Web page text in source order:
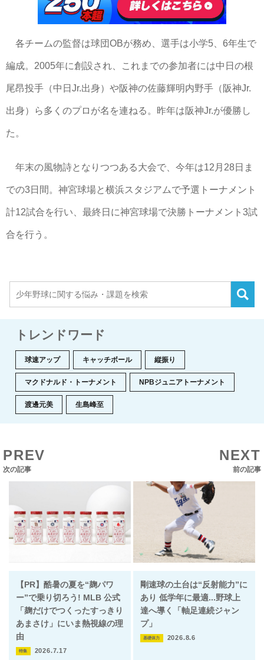
各チームの監督は球団OBが務め、選手は小学5、6年生で
編成。2005年に創設され、これまでの参加者には中日の根
尾昂投手（中日Jr.出身）や阪神の佐藤輝明内野手（阪神Jr.
出身）ら多くのプロが名を連ねる。昨年は阪神Jr.が優勝し
た。
年末の風物詩となりつつある大会で、今年は12月28日ま
での3日間。神宮球場と横浜スタジアムで予選トーナメント
計12試合を行い、最終日に神宮球場で決勝トーナメント3試
合を行う。
トレンドワード
球速アップ キャッチボール 縦振り
マクドナルド・トーナメント NPBジュニアトーナメント
渡邊元美 生島峰至
PREV
次の記事
NEXT
前の記事
【PR】酷暑の夏を“麹パワ
ー”で乗り切ろう! MLB 公式
「麹だけでつくったすっきり
あまさけ」にいま熱視線の理
由
特集 2026.7.17
剛速球の土台は“反射能力”に
あり 低学年に最適...野球上
達へ導く「軸足連続ジャン
プ」
基礎体力 2026.8.6